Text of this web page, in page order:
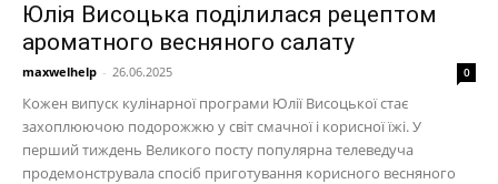
Юлія Висоцька поділилася рецептом
ароматного весняного салату
maxwelhelp - 26.06.2025 0
Кожен випуск кулінарної програми Юлії Висоцької стає
захоплюючою подорожжю у світ смачної і корисної їжі. У
перший тиждень Великого посту популярна телеведуча
продемонструвала спосіб приготування корисного весняного